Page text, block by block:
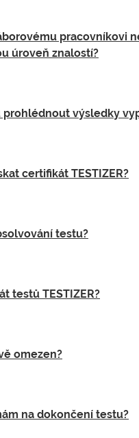
pracovníkovi
úroveň znalostí?
prohlédnout výsledky
certifikát TESTIZER?
testu?
testů TESTIZER?
omezen?
na dokončení testu?